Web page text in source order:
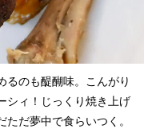
るのも醍醐味。こんがり
シィ！じっくり焼き上げ
だ夢中で食らいつく。